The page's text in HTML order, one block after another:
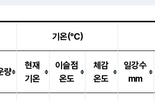
기온(℃)
량
현재
기온
이슬점
온도
체감
온도
일강수
mm